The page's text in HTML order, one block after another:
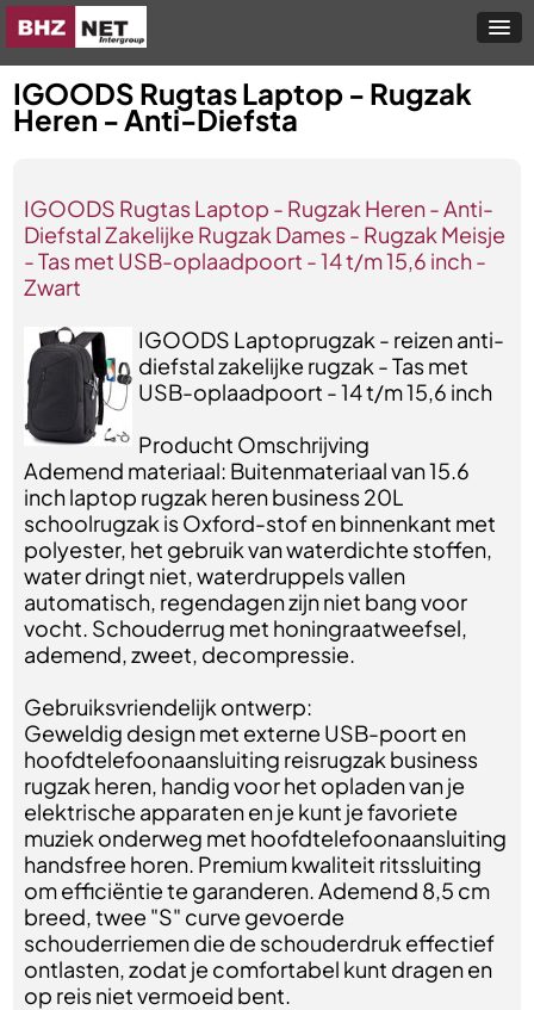
IGOODS Rugtas Laptop - Rugzak
Heren - Anti-Diefsta
IGOODS Rugtas Laptop - Rugzak Heren - Anti-
Diefstal Zakelijke Rugzak Dames - Rugzak Meisje
- Tas met USB-oplaadpoort - 14 t/m 15,6 inch -
Zwart
IGOODS Laptoprugzak - reizen anti-
diefstal zakelijke rugzak - Tas met
USB-oplaadpoort - 14 t/m 15,6 inch
Producht Omschrijving
Ademend materiaal: Buitenmateriaal van 15.6
inch laptop rugzak heren business 20L
schoolrugzak is Oxford-stof en binnenkant met
polyester, het gebruik van waterdichte stoffen,
water dringt niet, waterdruppels vallen
automatisch, regendagen zijn niet bang voor
vocht. Schouderrug met honingraatweefsel,
ademend, zweet, decompressie.
Gebruiksvriendelijk ontwerp:
Geweldig design met externe USB-poort en
hoofdtelefoonaansluiting reisrugzak business
rugzak heren, handig voor het opladen van je
elektrische apparaten en je kunt je favoriete
muziek onderweg met hoofdtelefoonaansluiting
handsfree horen. Premium kwaliteit ritssluiting
om efficiëntie te garanderen. Ademend 8,5 cm
breed, twee "S" curve gevoerde
schouderriemen die de schouderdruk effectief
ontlasten, zodat je comfortabel kunt dragen en
op reis niet vermoeid bent.